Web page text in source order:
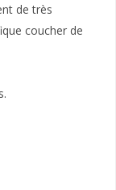
de très
coucher de